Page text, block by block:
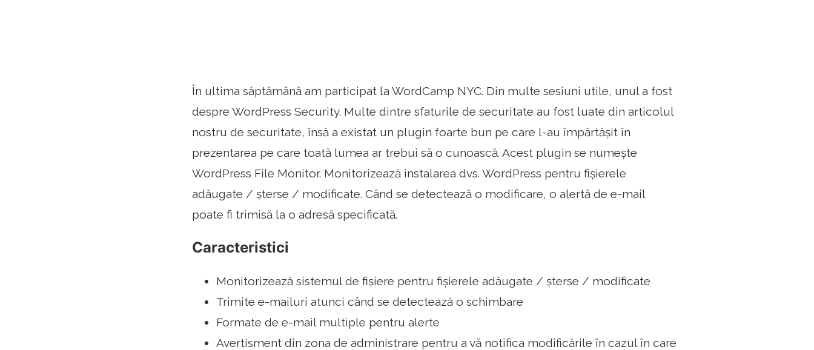
În ultima săptămână am participat la WordCamp NYC. Din multe sesiuni utile, unul a fost
despre WordPress Security. Multe dintre sfaturile de securitate au fost luate din articolul
nostru de securitate, însă a existat un plugin foarte bun pe care l-au împărtășit în
prezentarea pe care toată lumea ar trebui să o cunoască. Acest plugin se numește
WordPress File Monitor. Monitorizează instalarea dvs. WordPress pentru fișierele
adăugate / șterse / modificate. Când se detectează o modificare, o alertă de e-mail
poate fi trimisă la o adresă specificată.
Caracteristici
Monitorizează sistemul de fișiere pentru fișierele adăugate / șterse / modificate
Trimite e-mailuri atunci când se detectează o schimbare
Formate de e-mail multiple pentru alerte
Avertisment din zona de administrare pentru a vă notifica modificările în cazul în care